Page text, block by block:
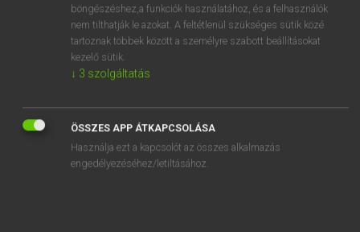
EURÓPAI UNIÓS TERMINOLÓGIAI SZÓTÁR
Kapcsolódó anyagok
fellebbezési díj
fellebbezési határidő
fellebbezési jog
böngészéshez,a funkciók használatához, és a felhasználók
nem tilthatják le azokat. A feltétlenül szükséges sütik közé
tartoznak többek között a személyre szabott beállításokat
kezelő sütik.
↓ 3 szolgáltatás
ÖSSZES APP ÁTKAPCSOLÁSA
Használja ezt a kapcsolót az összes alkalmazás
engedélyezéséhez/letiltásához.